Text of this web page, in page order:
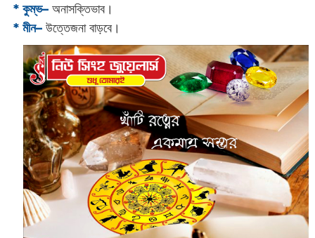
* কুম্ভ–অনাসক্তিভাব।
* মীন–উত্তেজনা বাড়বে।